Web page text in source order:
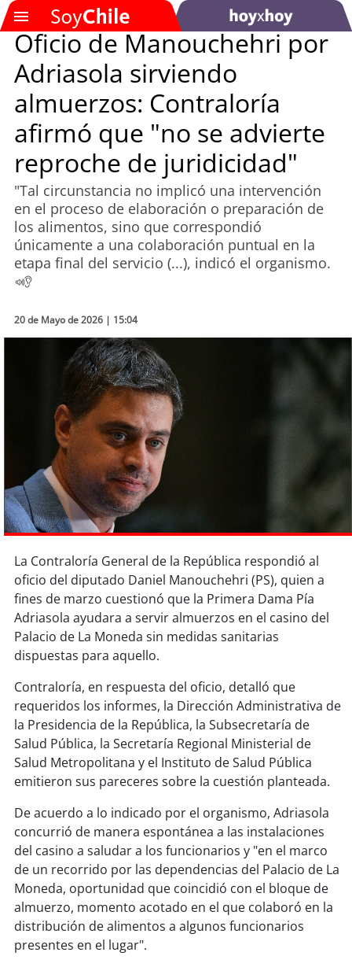
Podcast
Actualidad
Entretención
Economía
Tecnología
Sostenibilidad
chile
soyarica
soyiquique
soycalama
soyantofagasta
soycopiapó
soy valparaíso
soysanantonio
soychillán
soysancarlos
talcahuano
soyconcepción
soycoronel
soyarauco
Oficio de Manouchehri por
Adriasola sirviendo
almuerzos: Contraloría
afirmó que "no se advierte
reproche de juridicidad"
"Tal circunstancia no implicó una intervención
en el proceso de elaboración o preparación de
los alimentos, sino que correspondió
únicamente a una colaboración puntual en la
etapa final del servicio (...), indicó el organismo.
20 de Mayo de 2026 | 15:04
La Contraloría General de la República respondió al
oficio del diputado Daniel Manouchehri (PS), quien a
fines de marzo cuestionó que la Primera Dama Pía
Adriasola ayudara a servir almuerzos en el casino del
Palacio de La Moneda sin medidas sanitarias
dispuestas para aquello.
Contraloría, en respuesta del oficio, detalló que
requeridos los informes, la Dirección Administrativa de
la Presidencia de la República, la Subsecretaría de
Salud Pública, la Secretaría Regional Ministerial de
Salud Metropolitana y el Instituto de Salud Pública
emitieron sus pareceres sobre la cuestión planteada.
De acuerdo a lo indicado por el organismo, Adriasola
concurrió de manera espontánea a las instalaciones
del casino a saludar a los funcionarios y "en el marco
de un recorrido por las dependencias del Palacio de La
Moneda, oportunidad que coincidió con el bloque de
almuerzo, momento acotado en el que colaboró en la
distribución de alimentos a algunos funcionarios
presentes en el lugar".